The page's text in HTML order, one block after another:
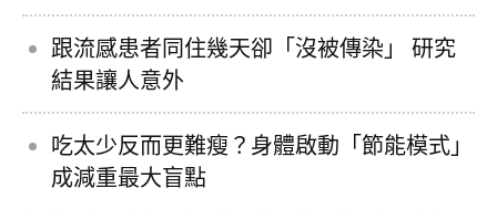
跟流感患者同住幾天卻「沒被傳染」 研究
結果讓人意外
吃太少反而更難瘦？身體啟動「節能模式」
成減重最大盲點